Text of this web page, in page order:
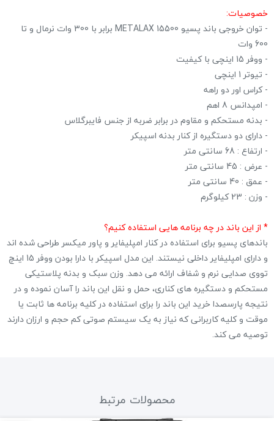
خصوصیات:
‏- توان خروجی باند پسیو METALAX 15500‏ برابر با 300 وات نرمال و تا
600 وات
‏- ووفر 15 اینچی با کیفیت
‏- تیوتر 1 اینچی
‏- کراس اور دو راهه
‏- امپدانس 8 اهم
‏- بدنه مستحکم و مقاوم در برابر ضربه از جنس فایبرگلاس
- دارای دو دستگیره از کنار بدنه اسپیکر
- ارتفاع : 68 سانتی متر
- عرض : 45 سانتی متر
- عمق : 40 سانتی متر
- وزن : 23 کیلوگرم
‏* از این باند در چه برنامه هایی استفاده کنیم؟
باندهای پسیو برای استفاده در کنار امپلیفایر و پاور میکسر طراحی شده اند
و دارای امپلیفایر داخلی نیستند. این مدل اسپیکر با دارا بودن ووفر 15 اینچ
تووی صدایی نرم و شفاف ارائه می دهد. وزن سبک و بدنه پلاستیکی
‏مستحکم و دستگیره های کناری، حمل و نقل این باند را آسان نموده و در
نتیجه پارسصدا خرید این باند را برای استفاده در کلیه ‏برنامه ها ثابت یا
موقت و کلیه کاربرانی که نیاز به یک سیستم صوتی کم حجم و ارزان دارند
توصیه می کند.‏
محصولات مرتبط